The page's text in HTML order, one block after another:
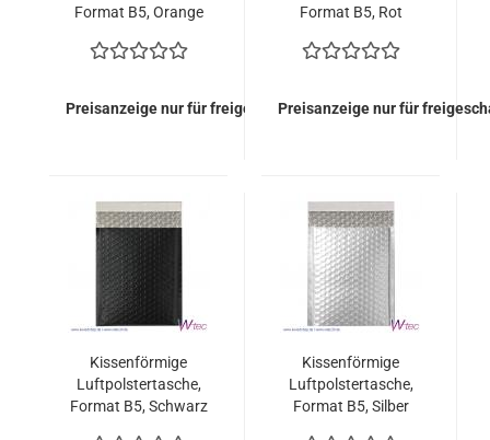
Format B5, Orange
Stück = 119,00 Euro)
Preisanzeige nur für freigeschaltete Kunden
Format B5, Rot
Stück = 119,00 Euro)
Preisanzeige nur für
Kissenförmige
Luftpolstertasche,
Format B5, Schwarz
Kissenförmige
Luftpolstertasche,
Format B5, Silber